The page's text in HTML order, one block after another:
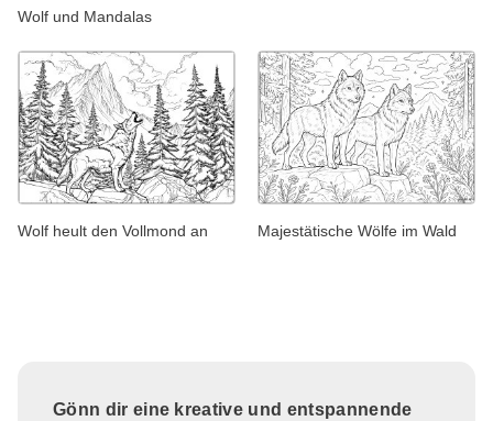
Wolf und Mandalas
Wolf heult den Vollmond an Majestätische Wölfe im Wald
Gönn dir eine kreative und entspannende